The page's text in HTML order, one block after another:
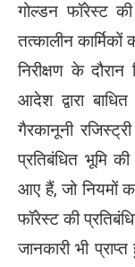
गोल्डन फॉरेस्ट की
तत्कालीन कार्मिकों
निरीक्षण के
आदेश द्वारा
गैरकानूनी
प्रतिबंधित भूमि
आए हैं, जो नियमों
फॉरेस्ट की
जानकारी भी